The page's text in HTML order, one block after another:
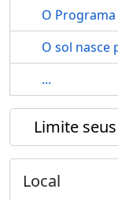
O sol nasce
...
Limite
Local